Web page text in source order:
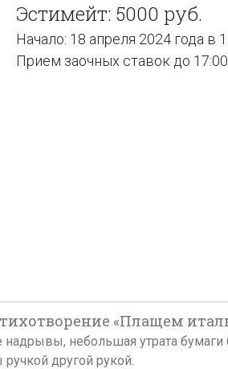
Эстимейт: 5000 руб.
Начало: 18 апреля 2024 года в
Прием заочных ставок до
«Плащем
небольшая утрата
другой рукой.